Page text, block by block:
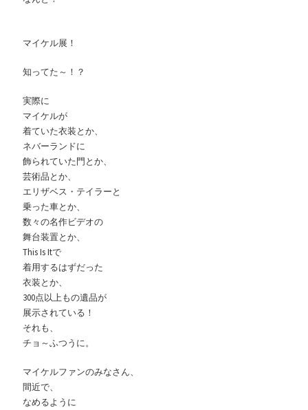
マイケル展！
知ってた～！？
実際に
マイケルが
着ていた衣装とか、
ネバーランドに
飾られていた門とか、
芸術品とか、
エリザベス・テイラーと
乗った車とか、
数々の名作ビデオの
舞台装置とか、
This Is Itで
着用するはずだった
衣装とか、
300点以上もの遺品が
展示されている！
それも、
チョ～ふつうに。
マイケルファンのみなさん、
間近で、
なめるように